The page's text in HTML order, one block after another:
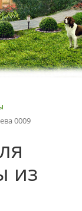
0009
из